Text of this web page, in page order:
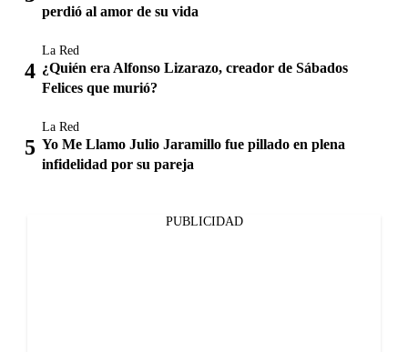
perdió al amor de su vida
La Red
¿Quién era Alfonso Lizarazo, creador de Sábados
Felices que murió?
La Red
Yo Me Llamo Julio Jaramillo fue pillado en plena
infidelidad por su pareja
PUBLICIDAD